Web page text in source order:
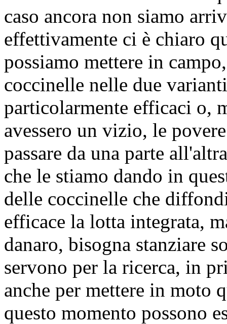
caso ancora non siamo
effettivamente ci è chiaro
possiamo mettere in
coccinelle nelle due
particolarmente efficaci o,
avessero un vizio, le
passare da una parte
che le stiamo dando in
delle coccinelle che
efficace la lotta integrata,
danaro, bisogna stanziare
servono per la ricerca, in
anche per mettere in moto
questo momento possono